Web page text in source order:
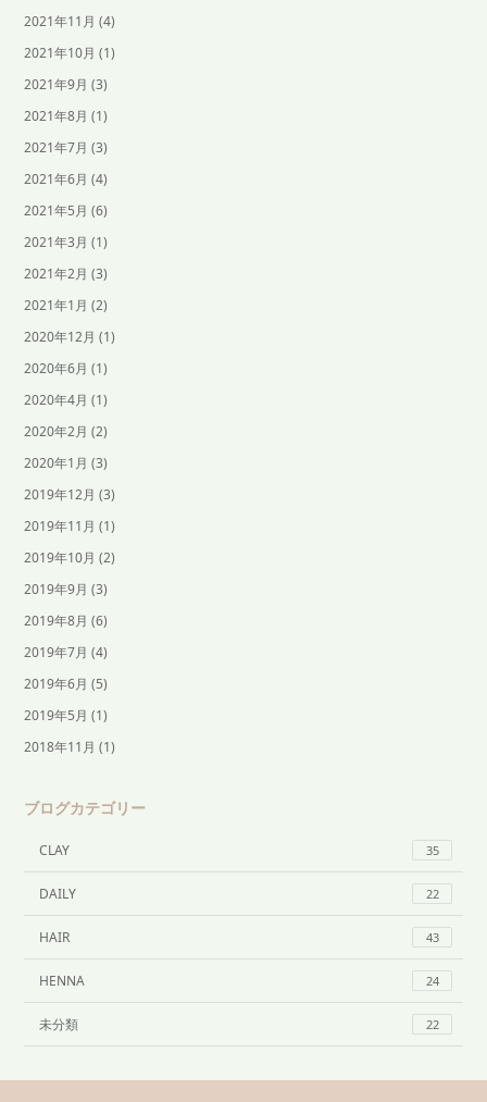
2021年11月 (4)
2021年10月 (1)
2021年9月 (3)
2021年8月 (1)
2021年7月 (3)
2021年6月 (4)
2021年5月 (6)
2021年3月 (1)
2021年2月 (3)
2021年1月 (2)
2020年12月 (1)
2020年6月 (1)
2020年4月 (1)
2020年2月 (2)
2020年1月 (3)
2019年12月 (3)
2019年11月 (1)
2019年10月 (2)
2019年9月 (3)
2019年8月 (6)
2019年7月 (4)
2019年6月 (5)
2019年5月 (1)
2018年11月 (1)
ブログカテゴリー
CLAY 35
DAILY 22
HAIR 43
HENNA 24
未分類 22